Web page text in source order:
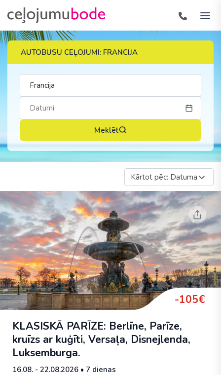
AUTOBUSU CEĻOJUMI: FRANCIJA
Meklēt
Kārtot pēc: Datuma
-105€
KLASISKĀ PARĪZE: Berlīne, Parīze,
kruīzs ar kuģīti, Versaļa, Disnejlenda,
Luksemburga.
16.08. - 22.08.2026 • 7 dienas